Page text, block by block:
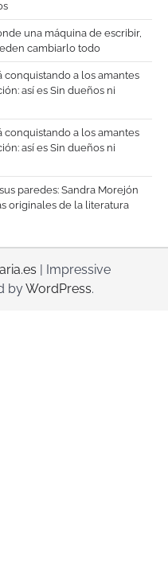
una máquina de escribir,
cambiarlo todo
conquistando a los amantes
así es Sin dueños ni
conquistando a los amantes
así es Sin dueños ni
paredes: Sandra Morejón
originales de la literatura
| Impressive
byWordPress.